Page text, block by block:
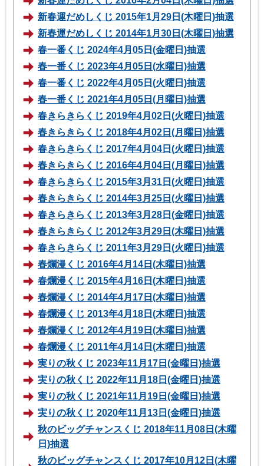
新春運だめしくじ 2015年1月29日(木曜日)抽選
新春運だめしくじ 2014年1月30日(木曜日)抽選
春一番くじ 2024年4月05日(金曜日)抽選
春一番くじ 2023年4月05日(水曜日)抽選
春一番くじ 2022年4月05日(火曜日)抽選
春一番くじ 2021年4月05日(月曜日)抽選
春きらきらくじ 2019年4月02日(火曜日)抽選
春きらきらくじ 2018年4月02日(月曜日)抽選
春きらきらくじ 2017年4月04日(火曜日)抽選
春きらきらくじ 2016年4月04日(月曜日)抽選
春きらきらくじ 2015年3月31日(火曜日)抽選
春きらきらくじ 2014年3月25日(火曜日)抽選
春きらきらくじ 2013年3月28日(金曜日)抽選
春きらきらくじ 2012年3月29日(木曜日)抽選
春きらきらくじ 2011年3月29日(火曜日)抽選
春爛漫くじ 2016年4月14日(木曜日)抽選
春爛漫くじ 2015年4月16日(木曜日)抽選
春爛漫くじ 2014年4月17日(木曜日)抽選
春爛漫くじ 2013年4月18日(木曜日)抽選
春爛漫くじ 2012年4月19日(木曜日)抽選
春爛漫くじ 2011年4月14日(木曜日)抽選
実りの秋くじ 2023年11月17日(金曜日)抽選
実りの秋くじ 2022年11月18日(金曜日)抽選
実りの秋くじ 2021年11月19日(金曜日)抽選
実りの秋くじ 2020年11月13日(金曜日)抽選
秋のビッグチャンスくじ 2018年11月08日(木曜
日)抽選
秋のビッグチャンスくじ 2017年10月12日(木曜